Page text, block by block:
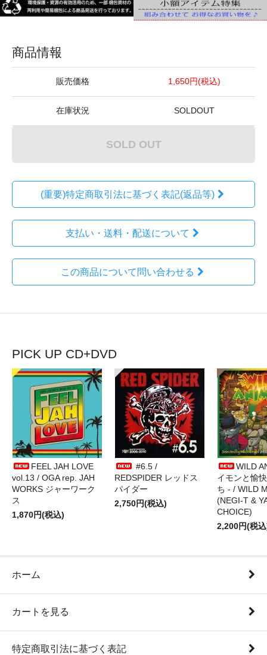
商品情報
販売価格 1,650円(税込)
在庫状況 SOLDOUT
SOLD OUT
(重要)特定商取引法に基づく表記(返品等)
支払い・送料・配送について
この商品について問い合わせる
PICK UP CD+DVD
FEEL JAH LOVE
vol.13 / OGA rep. JAH
WORKS ジャーワーク
ス
1,870円(税込)
#6.5 /
REDSPIDER レッドス
パイダー
2,750円(税込)
WILD
イモンと愉
ち - / WILD
(NEGI-T &
CHOICE)
2,200円(税
ホーム
カートを見る
特定商取引法に基づく表記